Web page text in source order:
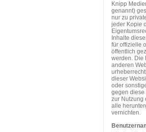
Knipp
genannt)
nur zu
jeder Kopie
Inhalte
für offizielle
öffentlich
werden. Die
anderen
dieser
oder
gegen diese
zur Nutzung
alle
vernichten.